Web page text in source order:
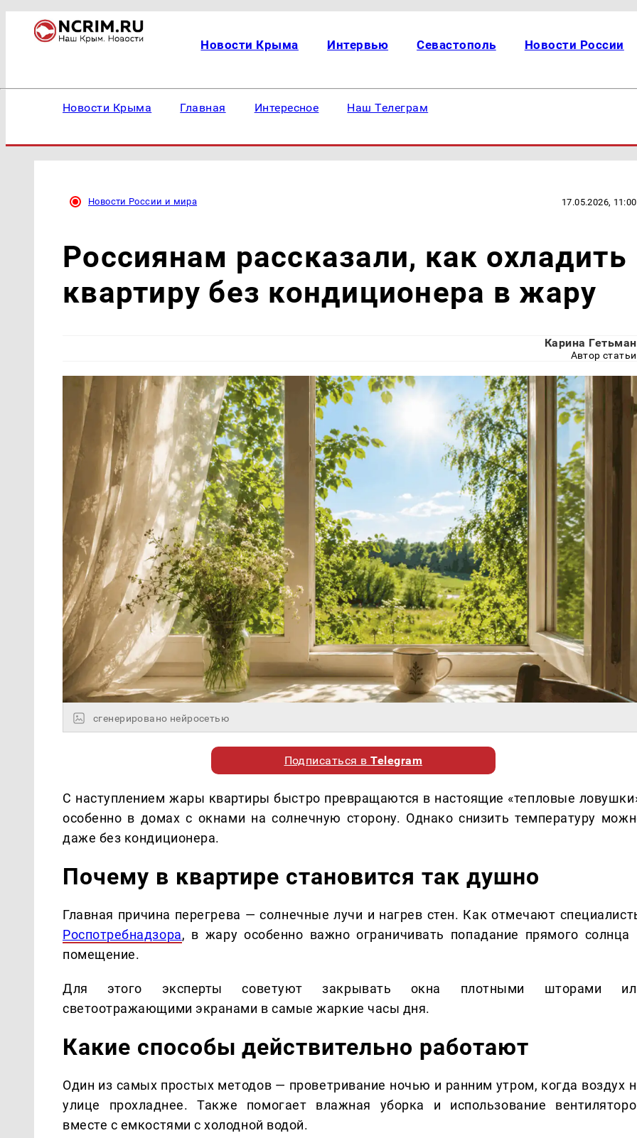
Новости Крыма Интервью Севастополь Новости России
Новости Крыма Главная Интересное Наш Телеграм
Новости России и мира 17.05.2026, 11:00
Россиянам рассказали, как охладить
квартиру без кондиционера в жару
Карина Гетьман
Автор статьи
сгенерировано нейросетью
Подписаться вTelegram
С наступлением жары квартиры быстро превращаются в настоящие «тепловые
особенно в домах с окнами на солнечную сторону. Однако снизить температуру
даже без кондиционера.
Почему в квартире становится так душно
Главная причина перегрева — солнечные лучи и нагрев стен. Как отмечают
Роспотребнадзора, в жару особенно важно ограничивать попадание прямого солнца
помещение.
Для этого эксперты советуют закрывать окна плотными шторами
светоотражающими экранами в самые жаркие часы дня.
Какие способы действительно работают
Один из самых простых методов — проветривание ночью и ранним утром, когда воздух
улице прохладнее. Также помогает влажная уборка и использование
вместе с емкостями с холодной водой.